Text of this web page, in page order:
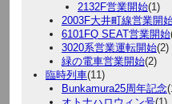
2132F営業開始(1)
2003F大井町線営業開
6101FQ SEAT営業開始
3020系営業運転開始(2)
緑の電車営業開始(2)
臨時列車(11)
Bunkamura25周年記念